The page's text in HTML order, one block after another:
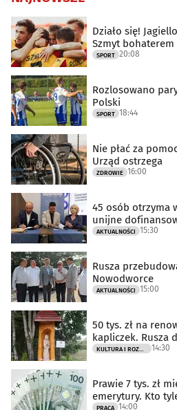
Działo się!
Szmyt bohaterem
SPORT 20:08
Rozlosowano
Polski
SPORT 18:44
Nie płać za
Urząd ostrzega
ZDROWIE 16:00
45 osób otrzyma
unijne
AKTUALNOŚCI 15:30
Rusza
Nowodworce
AKTUALNOŚCI 15:00
50 tys. zł na
kapliczek. Rusza
14:30
Prawie 7 tys. zł
emerytury. Kto
PRACA 14:00